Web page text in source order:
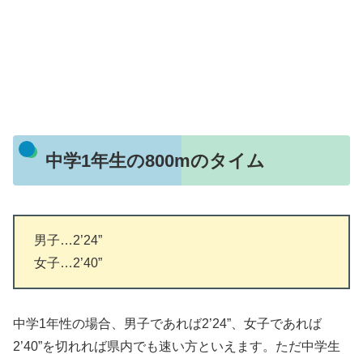
中学1年生の800mのタイム
男子…2’24”
女子…2’40”
中学1年性の場合、男子であれば2’24”、女子であれば
2’40”を切れれば県内でも速い方といえます。ただ中学生